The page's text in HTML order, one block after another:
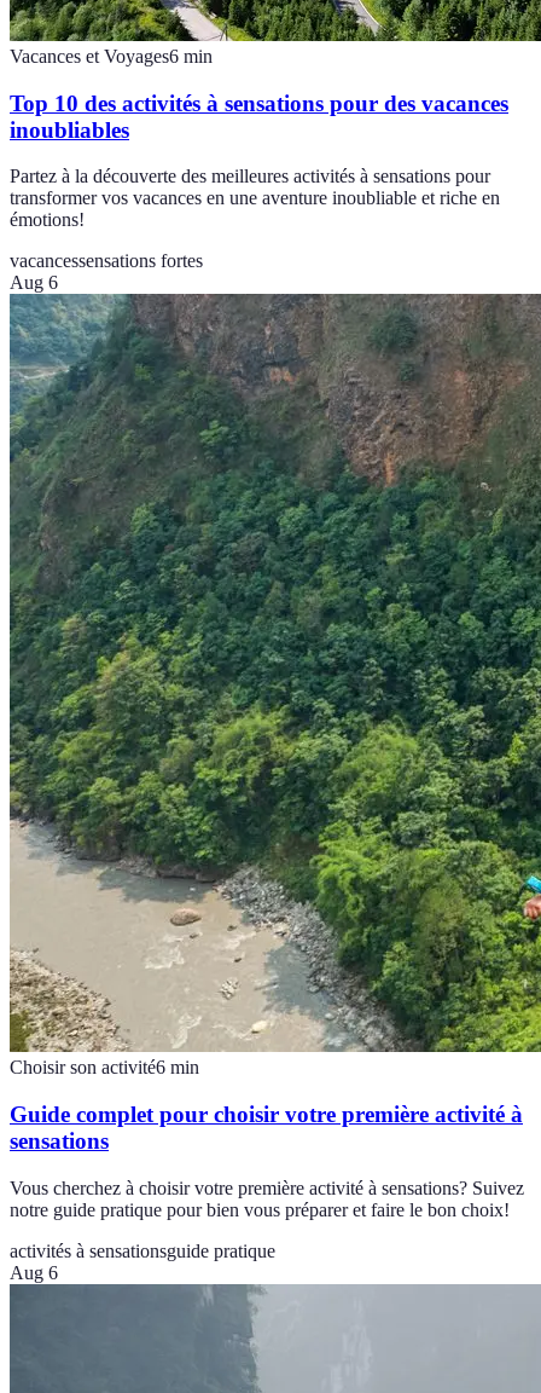
Vacances et Voyages6 min
Top 10 des activités à sensations pour des vacances
inoubliables
Partez à la découverte des meilleures activités à sensations pour
transformer vos vacances en une aventure inoubliable et riche en
émotions!
vacancessensations fortes
Aug 6
Choisir son activité6 min
Guide complet pour choisir votre première activité à
sensations
Vous cherchez à choisir votre première activité à sensations? Suivez
notre guide pratique pour bien vous préparer et faire le bon choix!
activités à sensationsguide pratique
Aug 6